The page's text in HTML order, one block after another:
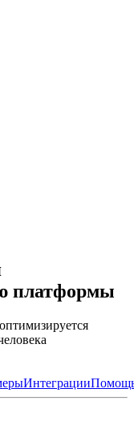
платформы
Интеграции